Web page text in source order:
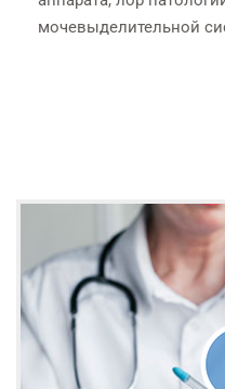
мочевыделительной